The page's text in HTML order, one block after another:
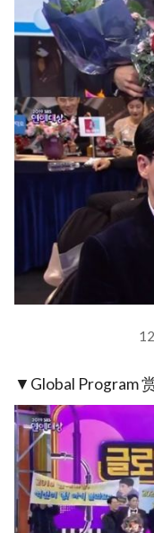
▼Global Program